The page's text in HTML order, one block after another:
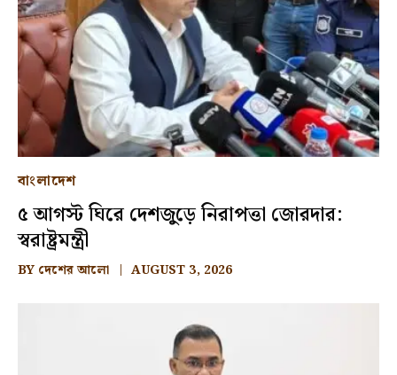
বাংলাদেশ
৫ আগস্ট ঘিরে দেশজুড়ে নিরাপত্তা জোরদার:
স্বরাষ্ট্রমন্ত্রী
BY দেশের আলো AUGUST 3, 2026